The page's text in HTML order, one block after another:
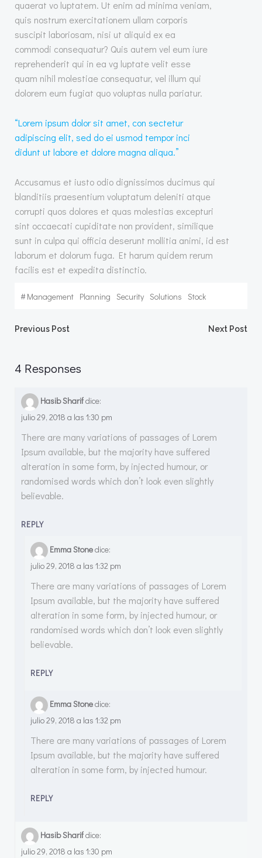
quaerat vo luptatem. Ut enim ad minima veniam,
quis nostrum exercitationem ullam corporis
suscipit laboriosam, nisi ut aliquid ex ea
commodi consequatur? Quis autem vel eum iure
reprehenderit qui in ea vg luptate velit esse
quam nihil molestiae consequatur, vel illum qui
dolorem eum fugiat quo voluptas nulla pariatur.
“Lorem ipsum dolor sit amet, con sectetur
adipiscing elit, sed do ei usmod tempor inci
didunt ut labore et dolore magna aliqua.”
Accusamus et iusto odio dignissimos ducimus qui
blanditiis praesentium voluptatum deleniti atque
corrupti quos dolores et quas molestias excepturi
sint occaecati cupiditate non provident, similique
sunt in culpa qui officia deserunt mollitia animi, id est
laborum et dolorum fuga. Et harum quidem rerum
facilis est et expedita distinctio.
#Management Planning Security Solutions Stock
Navegación
de
entradas
Previous Post Next Post
4 Responses
Hasib Sharifdice:
julio 29, 2018 a las 1:30 pm
There are many variations of passages of Lorem
Ipsum available, but the majority have suffered
alteration in some form, by injected humour, or
randomised words which don’t look even slightly
believable.
REPLY
Emma Stonedice:
julio 29, 2018 a las 1:32 pm
There are many variations of passages of Lorem
Ipsum available, but the majority have suffered
alteration in some form, by injected humour, or
randomised words which don’t look even slightly
believable.
REPLY
Emma Stonedice:
julio 29, 2018 a las 1:32 pm
There are many variations of passages of Lorem
Ipsum available, but the majority have suffered
alteration in some form, by injected humour.
REPLY
Hasib Sharifdice:
julio 29, 2018 a las 1:30 pm